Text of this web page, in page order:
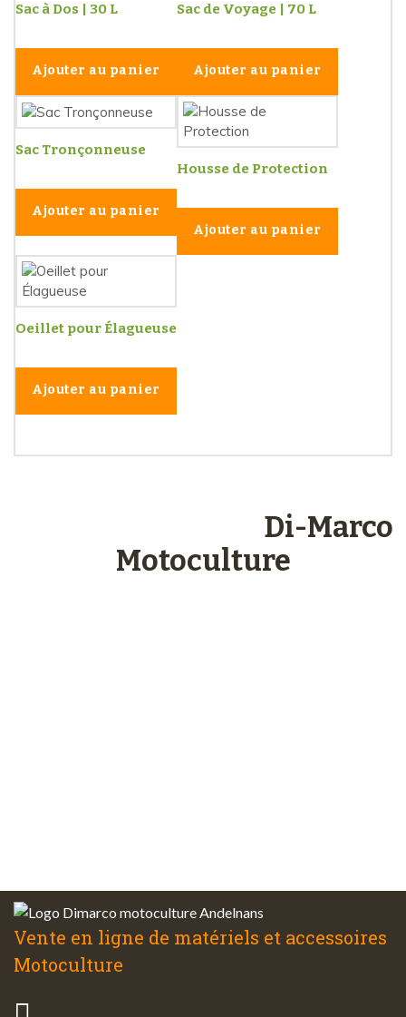
Sac à Dos | 30 L
Ajouter au panier
Sac de Voyage | 70 L
Ajouter au panier
Sac Tronçonneuse
Ajouter au panier
Housse de Protection
Ajouter au panier
Oeillet pour Élagueuse
Ajouter au panier
Di-Marco
Motoculture
Vente en ligne de matériels et accessoires
Motoculture